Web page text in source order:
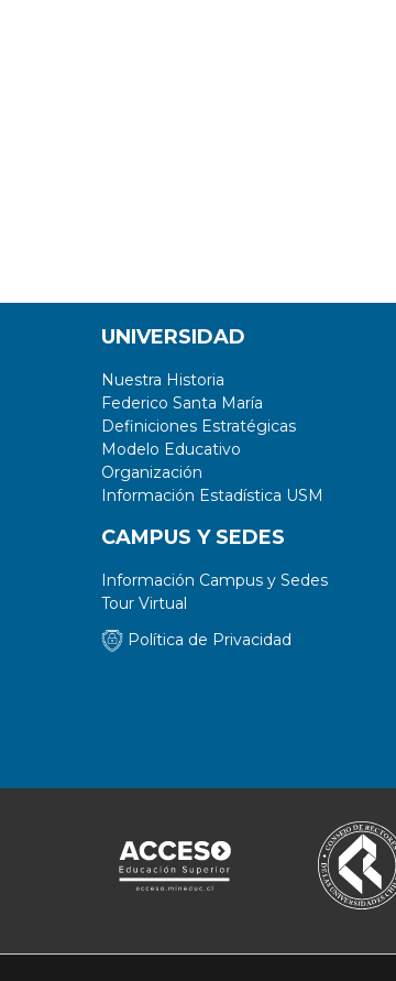
UNIVERSIDAD
Nuestra Historia
Federico Santa María
Definiciones Estratégicas
Modelo Educativo
Organización
Información Estadística USM
CAMPUS Y SEDES
Información Campus y Sedes
Tour Virtual
Política de Privacidad